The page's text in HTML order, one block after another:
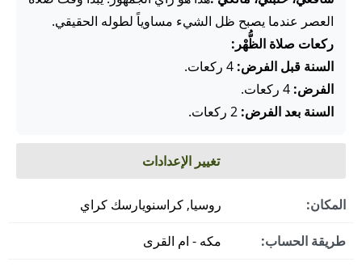
العصر عندما يصبح ظل الشيء مساوياً لطوله الحقيقي.
ركعات صلاة الظُّهْر:
السنة قبل الفرض:
الفرض:
السنة بعد الفرض:
تغيير الإعدادات
المكان: روسيا, كراسنويارسك كراي
طريقة الحساب: مكه - ام القرى